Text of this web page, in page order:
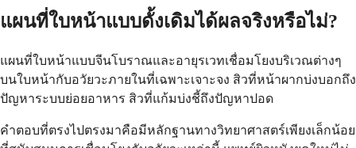
แผนที่ใบหน้าแบบดั้งเดิมได้ผลจริงหรือไม่?
แผนที่ใบหน้าแบบจีนโบราณและอายุรเวทเชื่อมโยงบริเวณต่างๆ
บนใบหน้ากับอวัยวะภายในที่เฉพาะเจาะจง สิวที่หน้าผากบ่งบอกถึง
ปัญหาระบบย่อยอาหาร สิวที่แก้มบ่งชี้ถึงปัญหาปอด
คำตอบที่ตรงไปตรงมาคือมีหลักฐานทางวิทยาศาสตร์เพียงเล็กน้อย